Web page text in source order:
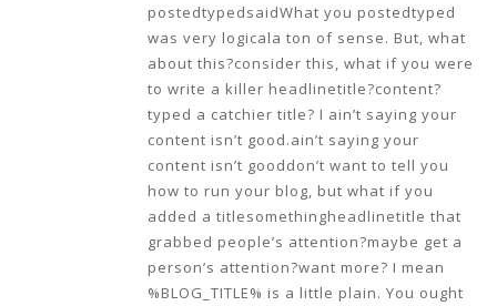
postedtypedsaidWhat you postedtyped
was very logicala ton of sense. But, what
about this?consider this, what if you were
to write a killer headlinetitle?content?
typed a catchier title? I ain’t saying your
content isn’t good.ain’t saying your
content isn’t gooddon’t want to tell you
how to run your blog, but what if you
added a titlesomethingheadlinetitle that
grabbed people’s attention?maybe get a
person’s attention?want more? I mean
%BLOG_TITLE% is a little plain. You ought